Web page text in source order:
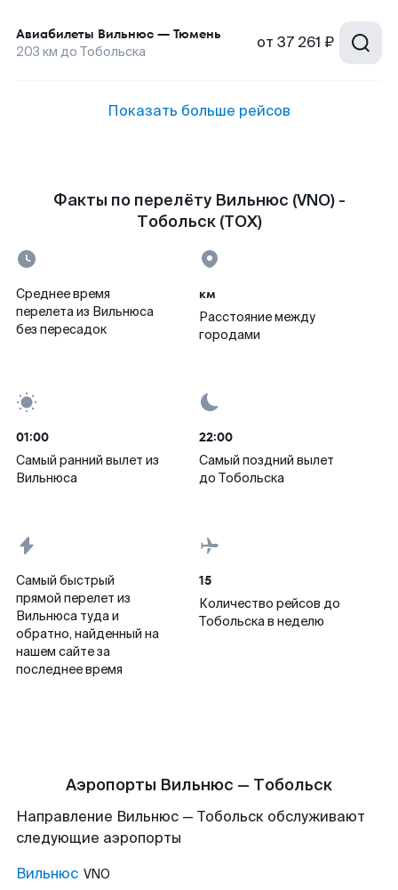
Авиабилеты Вильнюс — Тюмень
203 км до Тобольска от 37 261 ₽
Показать больше рейсов
Факты по перелёту Вильнюс (VNO) -
Тобольск (TOX)
Среднее время
перелета из Вильнюса
без пересадок
км
Расстояние между
городами
01:00
Самый ранний вылет из
Вильнюса
22:00
Самый поздний вылет
до Тобольска
Самый быстрый
прямой перелет из
Вильнюса туда и
обратно, найденный на
нашем сайте за
последнее время
15
Количество рейсов до
Тобольска в неделю
Аэропорты Вильнюс — Тобольск
Направление Вильнюс — Тобольск обслуживают
следующие аэропорты
Вильнюс VNO